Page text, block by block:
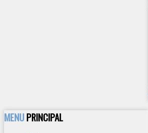
MENUPRINCIPAL